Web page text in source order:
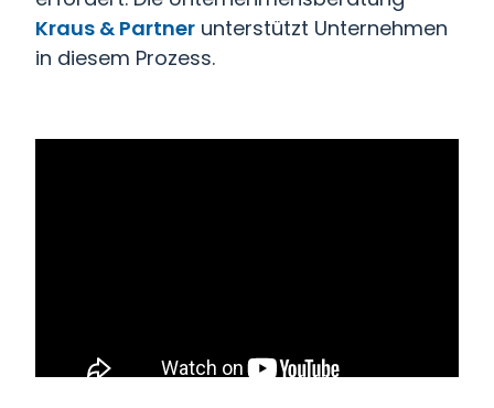
Kraus & Partner unterstützt Unternehmen
in diesem Prozess.